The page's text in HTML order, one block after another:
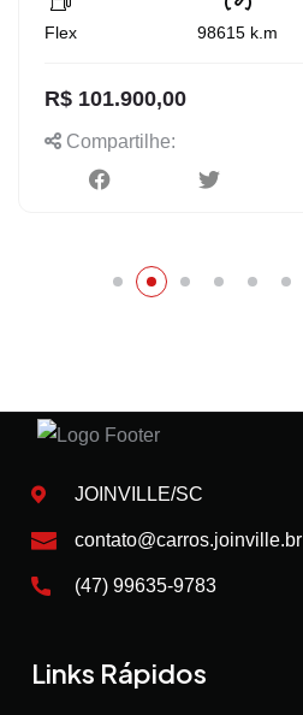
Flex 98615 k.m
R$ 101.900,00
Compartilhe:
JOINVILLE/SC
contato@carros.joinville.br
(47) 99635-9783
Links Rápidos